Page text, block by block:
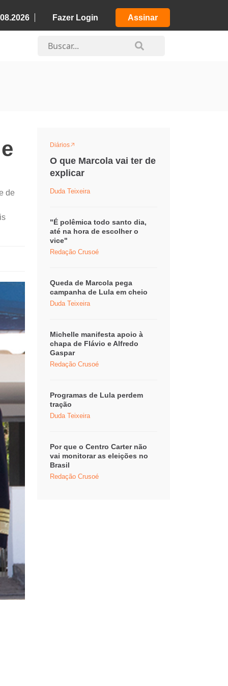
Fazer Login Assinar
de
Diários
O que Marcola vai ter de
explicar
Duda Teixeira
"É polêmica todo santo dia,
até na hora de escolher o
vice"
Redação Crusoé
Queda de Marcola pega
campanha de Lula em cheio
Duda Teixeira
Michelle manifesta apoio à
chapa de Flávio e Alfredo
Gaspar
Redação Crusoé
Programas de Lula perdem
tração
Duda Teixeira
Por que o Centro Carter não
vai monitorar as eleições no
Brasil
Redação Crusoé